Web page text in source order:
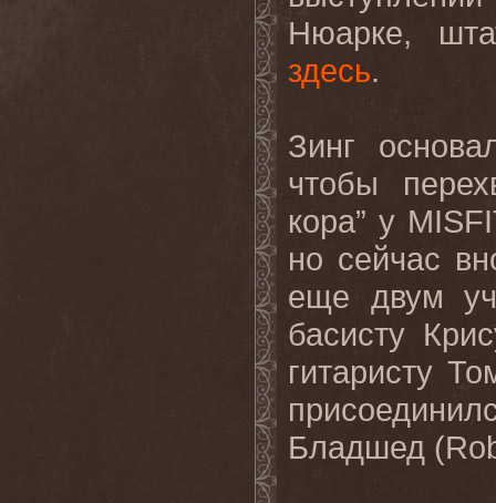
Нюарке,
здесь.
Зинг
чтобы
кора”у
но сейчас
еще двум
басисту
гитаристу
Бладшед (